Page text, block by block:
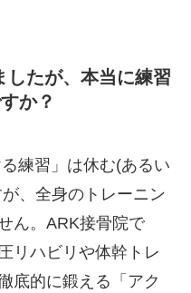
たが、本当に練習
か？
練習」は休む(あるい
、全身のトレーニン
ん。ARK接骨院で
リハビリや体幹トレ
底的に鍛える「アク